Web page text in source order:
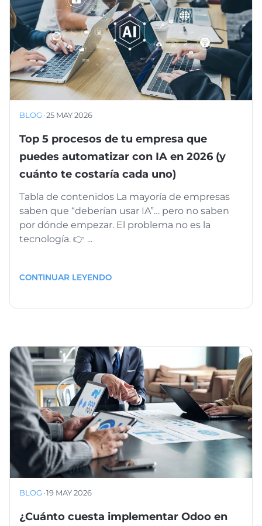
BLOG ·25 MAY 2026
Top 5 procesos de tu empresa que
puedes automatizar con IA en 2026 (y
cuánto te costaría cada uno)
Tabla de contenidos La mayoría de empresas
saben que “deberían usar IA”… pero no saben
por dónde empezar. El problema no es la
tecnología. 👉 ...
CONTINUAR LEYENDO
BLOG ·19 MAY 2026
¿Cuánto cuesta implementar Odoo en